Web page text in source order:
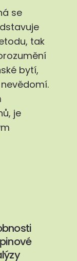
se
tak
bytí,
je